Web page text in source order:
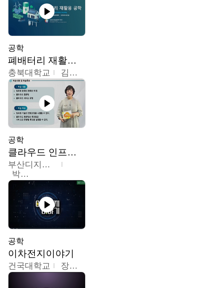
공학
폐배터리 재활용 공학
충북대학교 김영재,최진섭,한성수,한요셉,윤문수,박유세,강동우,박민준,이동주,조채용
공학
클라우드 인프라 구축 및 활용
부산디지털대학교
박수현
공학
이차전지이야기
건국대학교 장호현